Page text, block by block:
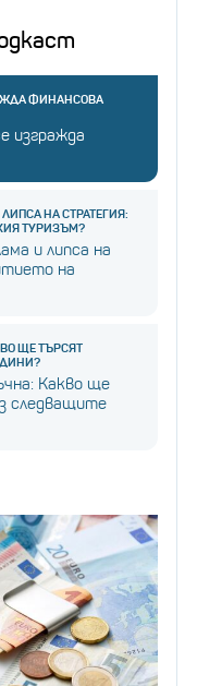
ФИНАНСОВА
изгражда
НА СТРАТЕГИЯ:
ТУРИЗЪМ?
и липса на
на
ЩЕ ТЪРСЯТ
Какво ще
следващите